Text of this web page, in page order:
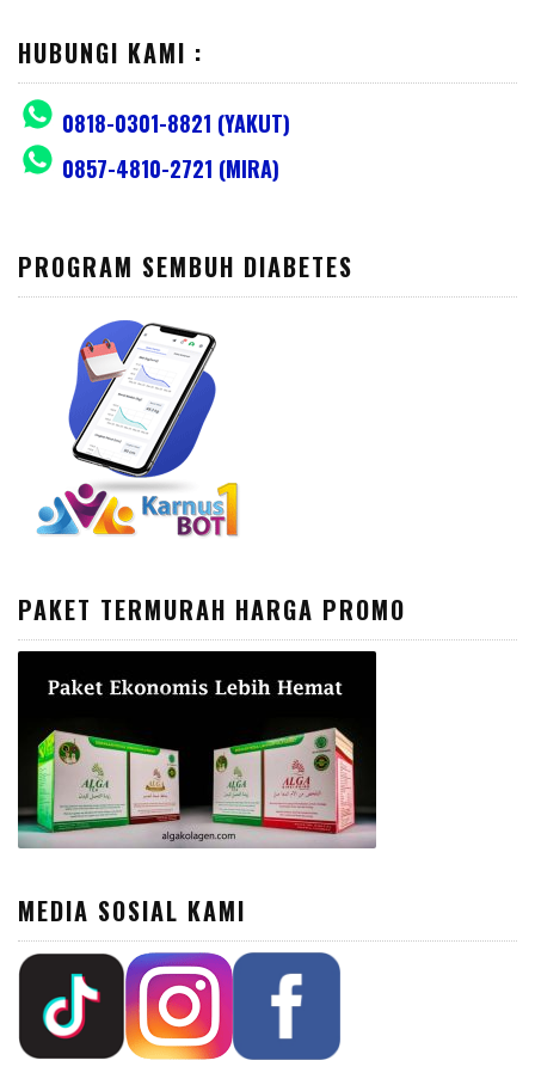
HUBUNGI KAMI :
0818-0301-8821 (YAKUT)
0857-4810-2721 (MIRA)
PROGRAM SEMBUH DIABETES
PAKET TERMURAH HARGA PROMO
MEDIA SOSIAL KAMI